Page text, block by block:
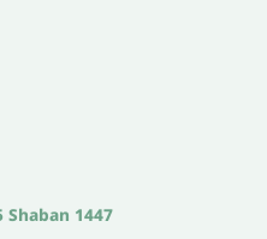
Shaban 1447